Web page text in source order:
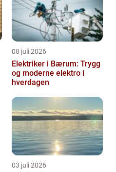
08 juli 2026
Elektriker i Bærum: Trygg
og moderne elektro i
hverdagen
03 juli 2026